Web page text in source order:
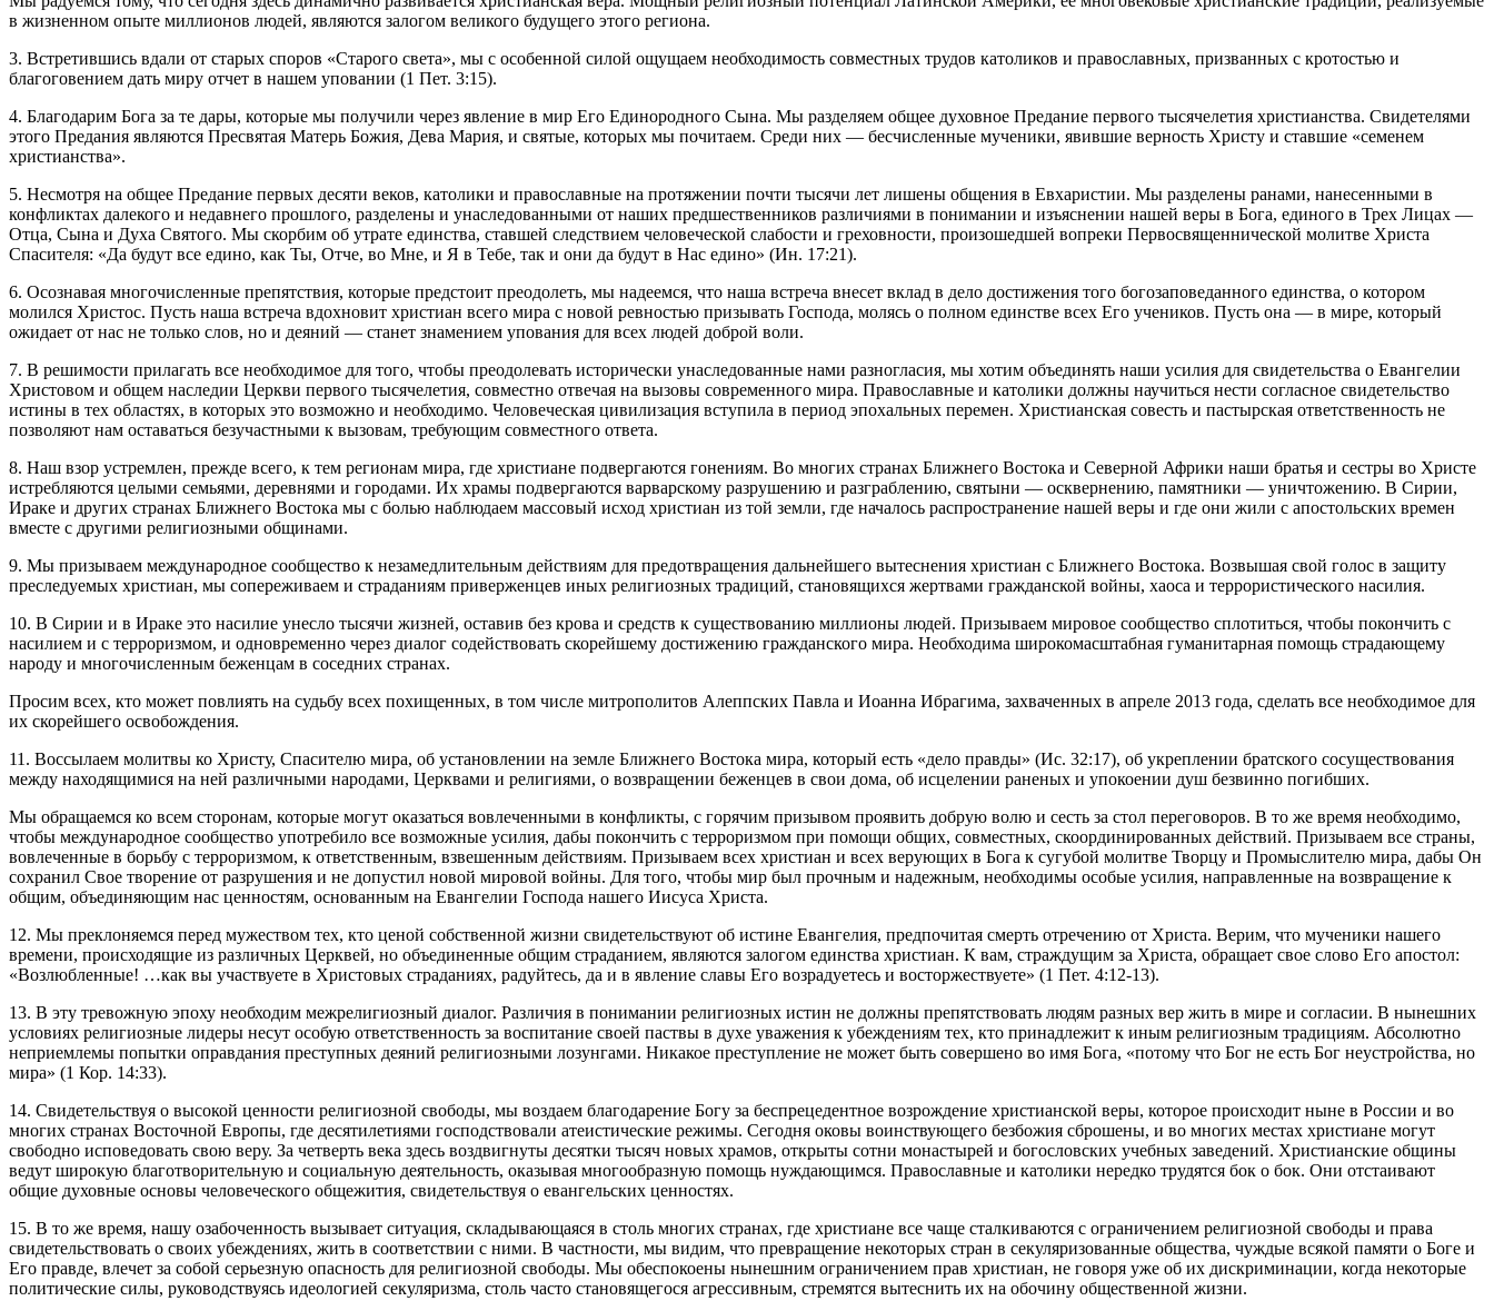
в жизненном опыте миллионов людей, являются залогом великого будущего этого региона.
3. Встретившись вдали от старых споров «Старого света», мы с особенной силой ощущаем необходимость совместных трудов католиков и православных, призванных с кротостью и
благоговением дать миру отчет в нашем уповании (1 Пет. 3:15).
4. Благодарим Бога за те дары, которые мы получили через явление в мир Его Единородного Сына. Мы разделяем общее духовное Предание первого тысячелетия христианства. Свидетелями
этого Предания являются Пресвятая Матерь Божия, Дева Мария, и святые, которых мы почитаем. Среди них — бесчисленные мученики, явившие верность Христу и ставшие «семенем
христианства».
5. Несмотря на общее Предание первых десяти веков, католики и православные на протяжении почти тысячи лет лишены общения в Евхаристии. Мы разделены ранами, нанесенными в
конфликтах далекого и недавнего прошлого, разделены и унаследованными от наших предшественников различиями в понимании и изъяснении нашей веры в Бога, единого в Трех Лицах —
Отца, Сына и Духа Святого. Мы скорбим об утрате единства, ставшей следствием человеческой слабости и греховности, произошедшей вопреки Первосвященнической молитве Христа
Спасителя: «Да будут все едино, как Ты, Отче, во Мне, и Я в Тебе, так и они да будут в Нас едино» (Ин. 17:21).
6. Осознавая многочисленные препятствия, которые предстоит преодолеть, мы надеемся, что наша встреча внесет вклад в дело достижения того богозаповеданного единства, о котором
молился Христос. Пусть наша встреча вдохновит христиан всего мира с новой ревностью призывать Господа, молясь о полном единстве всех Его учеников. Пусть она — в мире, который
ожидает от нас не только слов, но и деяний — станет знамением упования для всех людей доброй воли.
7. В решимости прилагать все необходимое для того, чтобы преодолевать исторически унаследованные нами разногласия, мы хотим объединять наши усилия для свидетельства о Евангелии
Христовом и общем наследии Церкви первого тысячелетия, совместно отвечая на вызовы современного мира. Православные и католики должны научиться нести согласное свидетельство
истины в тех областях, в которых это возможно и необходимо. Человеческая цивилизация вступила в период эпохальных перемен. Христианская совесть и пастырская ответственность не
позволяют нам оставаться безучастными к вызовам, требующим совместного ответа.
8. Наш взор устремлен, прежде всего, к тем регионам мира, где христиане подвергаются гонениям. Во многих странах Ближнего Востока и Северной Африки наши братья и сестры во Христе
истребляются целыми семьями, деревнями и городами. Их храмы подвергаются варварскому разрушению и разграблению, святыни — осквернению, памятники — уничтожению. В Сирии,
Ираке и других странах Ближнего Востока мы с болью наблюдаем массовый исход христиан из той земли, где началось распространение нашей веры и где они жили с апостольских времен
вместе с другими религиозными общинами.
9. Мы призываем международное сообщество к незамедлительным действиям для предотвращения дальнейшего вытеснения христиан с Ближнего Востока. Возвышая свой голос в защиту
преследуемых христиан, мы сопереживаем и страданиям приверженцев иных религиозных традиций, становящихся жертвами гражданской войны, хаоса и террористического насилия.
10. В Сирии и в Ираке это насилие унесло тысячи жизней, оставив без крова и средств к существованию миллионы людей. Призываем мировое сообщество сплотиться, чтобы покончить с
насилием и с терроризмом, и одновременно через диалог содействовать скорейшему достижению гражданского мира. Необходима широкомасштабная гуманитарная помощь страдающему
народу и многочисленным беженцам в соседних странах.
Просим всех, кто может повлиять на судьбу всех похищенных, в том числе митрополитов Алеппских Павла и Иоанна Ибрагима, захваченных в апреле 2013 года, сделать все необходимое для
их скорейшего освобождения.
11. Воссылаем молитвы ко Христу, Спасителю мира, об установлении на земле Ближнего Востока мира, который есть «дело правды» (Ис. 32:17), об укреплении братского сосуществования
между находящимися на ней различными народами, Церквами и религиями, о возвращении беженцев в свои дома, об исцелении раненых и упокоении душ безвинно погибших.
Мы обращаемся ко всем сторонам, которые могут оказаться вовлеченными в конфликты, с горячим призывом проявить добрую волю и сесть за стол переговоров. В то же время необходимо,
чтобы международное сообщество употребило все возможные усилия, дабы покончить с терроризмом при помощи общих, совместных, скоординированных действий. Призываем все страны,
вовлеченные в борьбу с терроризмом, к ответственным, взвешенным действиям. Призываем всех христиан и всех верующих в Бога к сугубой молитве Творцу и Промыслителю мира, дабы Он
сохранил Свое творение от разрушения и не допустил новой мировой войны. Для того, чтобы мир был прочным и надежным, необходимы особые усилия, направленные на возвращение к
общим, объединяющим нас ценностям, основанным на Евангелии Господа нашего Иисуса Христа.
12. Мы преклоняемся перед мужеством тех, кто ценой собственной жизни свидетельствуют об истине Евангелия, предпочитая смерть отречению от Христа. Верим, что мученики нашего
времени, происходящие из различных Церквей, но объединенные общим страданием, являются залогом единства христиан. К вам, страждущим за Христа, обращает свое слово Его апостол:
«Возлюбленные! …как вы участвуете в Христовых страданиях, радуйтесь, да и в явление славы Его возрадуетесь и восторжествуете» (1 Пет. 4:12-13).
13. В эту тревожную эпоху необходим межрелигиозный диалог. Различия в понимании религиозных истин не должны препятствовать людям разных вер жить в мире и согласии. В нынешних
условиях религиозные лидеры несут особую ответственность за воспитание своей паствы в духе уважения к убеждениям тех, кто принадлежит к иным религиозным традициям. Абсолютно
неприемлемы попытки оправдания преступных деяний религиозными лозунгами. Никакое преступление не может быть совершено во имя Бога, «потому что Бог не есть Бог неустройства, но
мира» (1 Кор. 14:33).
14. Свидетельствуя о высокой ценности религиозной свободы, мы воздаем благодарение Богу за беспрецедентное возрождение христианской веры, которое происходит ныне в России и во
многих странах Восточной Европы, где десятилетиями господствовали атеистические режимы. Сегодня оковы воинствующего безбожия сброшены, и во многих местах христиане могут
свободно исповедовать свою веру. За четверть века здесь воздвигнуты десятки тысяч новых храмов, открыты сотни монастырей и богословских учебных заведений. Христианские общины
ведут широкую благотворительную и социальную деятельность, оказывая многообразную помощь нуждающимся. Православные и католики нередко трудятся бок о бок. Они отстаивают
общие духовные основы человеческого общежития, свидетельствуя о евангельских ценностях.
15. В то же время, нашу озабоченность вызывает ситуация, складывающаяся в столь многих странах, где христиане все чаще сталкиваются с ограничением религиозной свободы и права
свидетельствовать о своих убеждениях, жить в соответствии с ними. В частности, мы видим, что превращение некоторых стран в секуляризованные общества, чуждые всякой памяти о Боге и
Его правде, влечет за собой серьезную опасность для религиозной свободы. Мы обеспокоены нынешним ограничением прав христиан, не говоря уже об их дискриминации, когда некоторые
политические силы, руководствуясь идеологией секуляризма, столь часто становящегося агрессивным, стремятся вытеснить их на обочину общественной жизни.